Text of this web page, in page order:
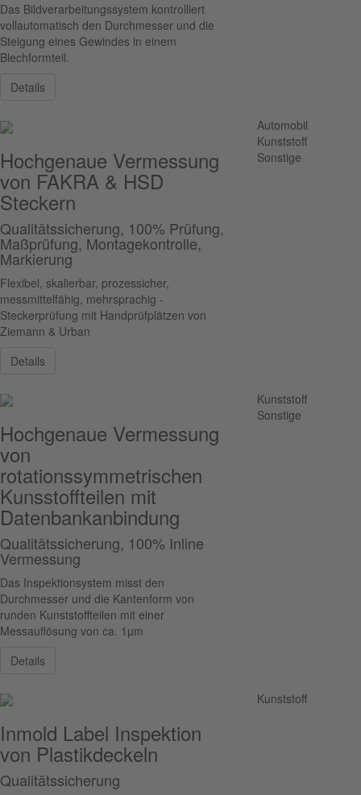
Das Bildverarbeitungssystem kontrolliert
vollautomatisch den Durchmesser und die
Steigung eines Gewindes in einem
Blechformteil.
Details
Hochgenaue Vermessung
von FAKRA & HSD
Steckern
Qualitätssicherung, 100% Prüfung,
Maßprüfung, Montagekontrolle,
Markierung
Flexibel, skalierbar, prozessicher,
messmittelfähig, mehrsprachig -
Steckerprüfung mit Handprüfplätzen von
Ziemann & Urban
Details
Automobil
Kunststoff
Sonstige
Hochgenaue Vermessung
von
rotationssymmetrischen
Kunsstoffteilen mit
Datenbankanbindung
Qualitätssicherung, 100% Inline
Vermessung
Das Inspektionsystem misst den
Durchmesser und die Kantenform von
runden Kunststoffteilen mit einer
Messauflösung von ca. 1µm
Details
Kunststoff
Sonstige
Inmold Label Inspektion
von Plastikdeckeln
Qualitätssicherung
Kunststoff